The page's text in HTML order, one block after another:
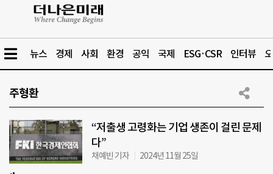
뉴스 경제 사회 환경 공익 국제 ESG·CSR 인터뷰
주형환
“저출생 고령화는 기업 생존이 걸린 문제
다”
채예빈 기자 2024년 11월 25일